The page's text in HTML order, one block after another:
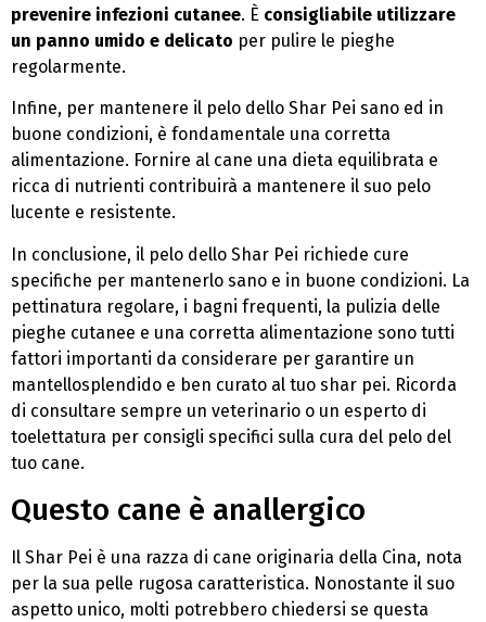
prevenire infezioni cutanee. È consigliabile utilizzare
un panno umido e delicato per pulire le pieghe
regolarmente.
Infine, per mantenere il pelo dello Shar Pei sano ed in
buone condizioni, è fondamentale una corretta
alimentazione. Fornire al cane una dieta equilibrata e
ricca di nutrienti contribuirà a mantenere il suo pelo
lucente e resistente.
In conclusione, il pelo dello Shar Pei richiede cure
specifiche per mantenerlo sano e in buone condizioni. La
pettinatura regolare, i bagni frequenti, la pulizia delle
pieghe cutanee e una corretta alimentazione sono tutti
fattori importanti da considerare per garantire un
mantellosplendido e ben curato al tuo shar pei. Ricorda
di consultare sempre un veterinario o un esperto di
toelettatura per consigli specifici sulla cura del pelo del
tuo cane.
Questo cane è anallergico
Il Shar Pei è una razza di cane originaria della Cina, nota
per la sua pelle rugosa caratteristica. Nonostante il suo
aspetto unico, molti potrebbero chiedersi se questa